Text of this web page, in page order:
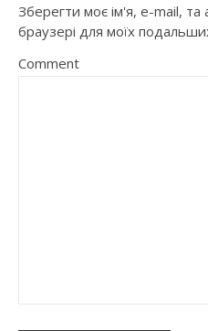
Зберегти моє ім'я, e-mail,
браузері для моїх
Comment